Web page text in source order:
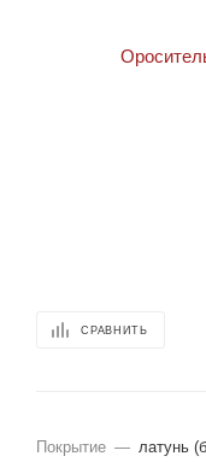
СРАВНИТЬ
Покрытие — латунь